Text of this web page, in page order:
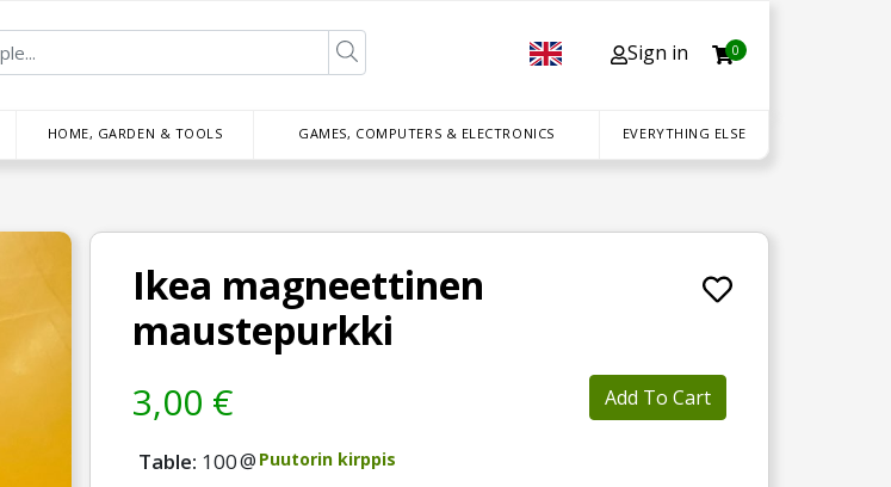
Sign in 0
HOME, GARDEN & TOOLS GAMES, COMPUTERS & ELECTRONICS EVERYTHING ELSE
Ikea magneettinen
maustepurkki
3,00 € Add To Cart
Table: 100@ Puutorin kirppis